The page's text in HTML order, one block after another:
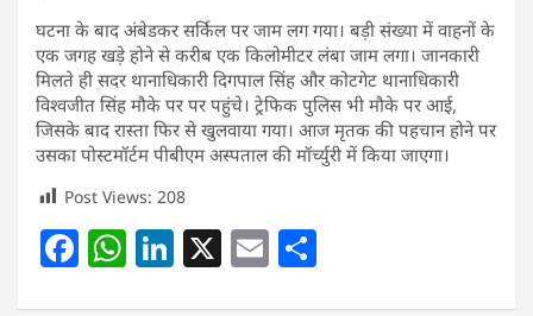
घटना के बाद अंबेडकर सर्किल पर जाम लग गया। बड़ी संख्या में वाहनों के
एक जगह खड़े होने से करीब एक किलोमीटर लंबा जाम लगा। जानकारी
मिलते ही सदर थानाधिकारी दिगपाल सिंह और कोटगेट थानाधिकारी
विश्वजीत सिंह मौके पर पर पहुंचे। ट्रेफिक पुलिस भी मौके पर आई,
जिसके बाद रास्ता फिर से खुलवाया गया। आज मृतक की पहचान होने पर
उसका पोस्टमॉर्टम पीबीएम अस्पताल की मॉर्च्युरी में किया जाएगा।
Post Views: 208
F W Li X E